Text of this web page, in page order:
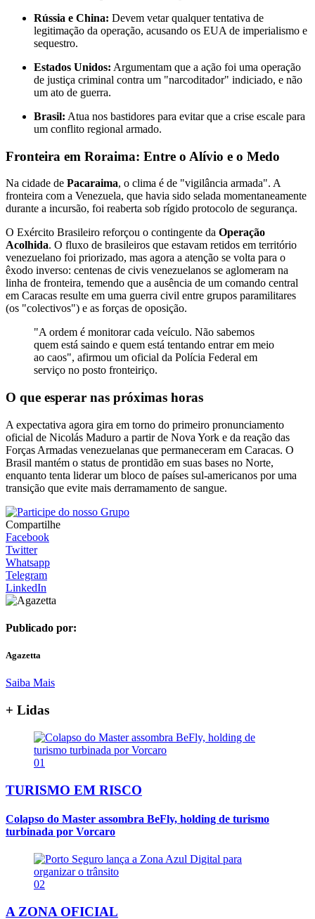
Rússia e China: Devem vetar qualquer tentativa de
legitimação da operação, acusando os EUA de imperialismo e
sequestro.
Estados Unidos: Argumentam que a ação foi uma operação
de justiça criminal contra um "narcoditador" indiciado, e não
um ato de guerra.
Brasil: Atua nos bastidores para evitar que a crise escale para
um conflito regional armado.
Fronteira em Roraima: Entre o Alívio e o Medo
Na cidade de Pacaraima, o clima é de "vigilância armada". A
fronteira com a Venezuela, que havia sido selada momentaneamente
durante a incursão, foi reaberta sob rígido protocolo de segurança.
O Exército Brasileiro reforçou o contingente da Operação
Acolhida. O fluxo de brasileiros que estavam retidos em território
venezuelano foi priorizado, mas agora a atenção se volta para o
êxodo inverso: centenas de civis venezuelanos se aglomeram na
linha de fronteira, temendo que a ausência de um comando central
em Caracas resulte em uma guerra civil entre grupos paramilitares
(os "colectivos") e as forças de oposição.
"A ordem é monitorar cada veículo. Não sabemos
quem está saindo e quem está tentando entrar em meio
ao caos", afirmou um oficial da Polícia Federal em
serviço no posto fronteiriço.
O que esperar nas próximas horas
A expectativa agora gira em torno do primeiro pronunciamento
oficial de Nicolás Maduro a partir de Nova York e da reação das
Forças Armadas venezuelanas que permaneceram em Caracas. O
Brasil mantém o status de prontidão em suas bases no Norte,
enquanto tenta liderar um bloco de países sul-americanos por uma
transição que evite mais derramamento de sangue.
Compartilhe
Facebook
Twitter
Whatsapp
Telegram
LinkedIn
Publicado por:
Agazetta
Saiba Mais
+ Lidas
01
TURISMO EM RISCO
Colapso do Master assombra BeFly, holding de turismo
turbinada por Vorcaro
02
A ZONA OFICIAL